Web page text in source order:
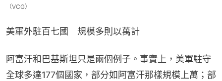
（VCG）
美軍外駐百七國　規模多則以萬計
阿富汗和巴基斯坦只是兩個例子。事實上，美軍駐守
全球多達177個國家，部分如阿富汗那樣規模上萬；部